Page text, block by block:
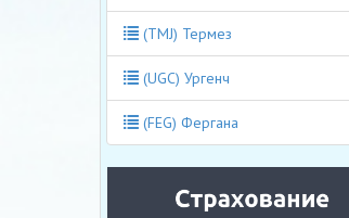
(TMJ) Термез
(UGC) Ургенч
(FEG) Фергана